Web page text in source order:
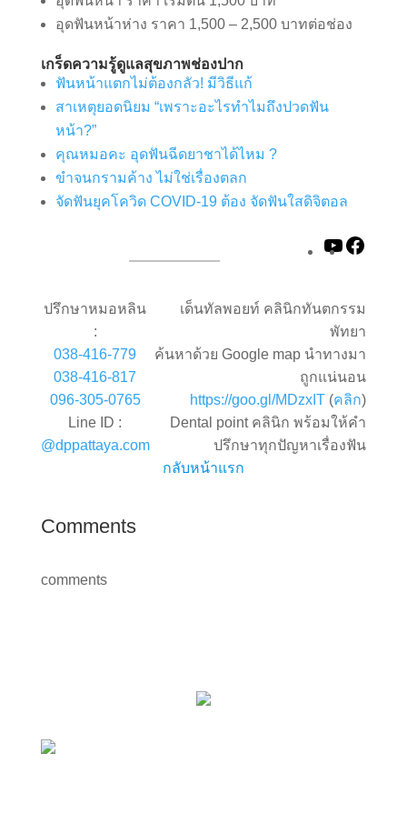
อุดฟันหน้าห่าง ราคา 1,500 – 2,500 บาทต่อช่อง
เกร็ดความรู้ดูแลสุขภาพช่องปาก
ฟันหน้าแตกไม่ต้องกลัว! มีวิธีแก้
สาเหตุยอดนิยม “เพราะอะไรทำไมถึงปวดฟัน
หน้า?”
คุณหมอคะ อุดฟันฉีดยาชาได้ไหม ?
ขำจนกรามค้าง ไม่ใช่เรื่องตลก
จัดฟันยุคโควิด COVID-19 ต้อง จัดฟันใสดิจิตอล
YouTube
ปรึกษาหมอหลิน
:
038-416-779
038-416-817
096-305-0765
Line ID :
@dppattaya.com
เด็นทัลพอยท์ คลินิกทันตกรรม
พัทยา
ค้นหาด้วย Google map นำทางมา
ถูกแน่นอน
https://goo.gl/MDzxIT (คลิก)
Dental point คลินิก พร้อมให้คำ
ปรึกษาทุกปัญหาเรื่องฟัน
กลับหน้าแรก
Comments
comments